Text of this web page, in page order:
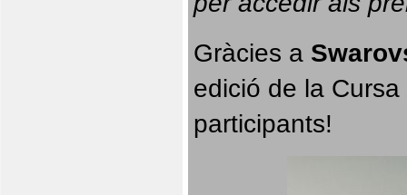
Gràcies a
edició de la
participants!